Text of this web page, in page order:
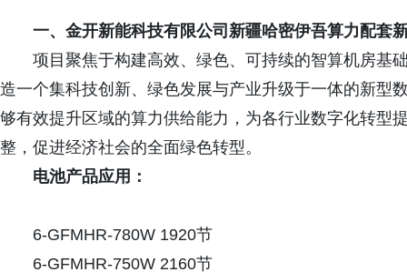
一、 金开新能科技有限公司新疆哈密伊吾算力配套
项目聚焦于构建高效、绿色、可持续的智算机房基
造一个集科技创新、绿色发展与产业升级于一体的新型
够有效提升区域的算力供给能力，为各行业数字化转型
整，促进经济社会的全面绿色转型。
电池产品应用：
6-GFMHR-780W 1920节
6-GFMHR-750W 2160节